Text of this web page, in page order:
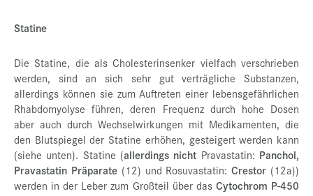
Statine
Die Statine, die als Cholesterinsenker vielfach verschrieben
werden, sind an sich sehr gut verträgliche Substanzen,
allerdings können sie zum Auftreten einer lebensgefährlichen
Rhabdomyolyse führen, deren Frequenz durch hohe Dosen
aber auch durch Wechselwirkungen mit Medikamenten, die
den Blutspiegel der Statine erhöhen, gesteigert werden kann
(siehe unten). Statine (allerdings nicht Pravastatin: Panchol,
Pravastatin Präparate(12) und Rosuvastatin:Crestor (12a))
werden in der Leber zum Großteil über das Cytochrom P-450